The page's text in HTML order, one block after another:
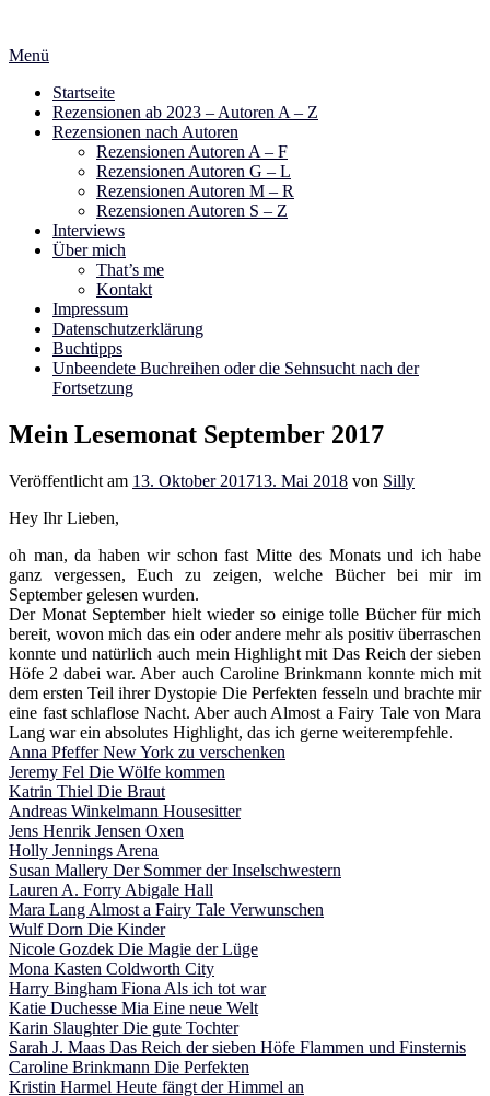
springen
Menü
Startseite
Rezensionen ab 2023 – Autoren A – Z
Rezensionen nach Autoren
Rezensionen Autoren A – F
Rezensionen Autoren G – L
Rezensionen Autoren M – R
Rezensionen Autoren S – Z
Interviews
Über mich
That’s me
Kontakt
Impressum
Datenschutzerklärung
Buchtipps
Unbeendete Buchreihen oder die Sehnsucht nach der
Fortsetzung
Mein Lesemonat September 2017
Veröffentlicht am 13. Oktober 201713. Mai 2018 von Silly
Hey Ihr Lieben,
oh man, da haben wir schon fast Mitte des Monats und ich habe
ganz vergessen, Euch zu zeigen, welche Bücher bei mir im
September gelesen wurden.
Der Monat September hielt wieder so einige tolle Bücher für mich
bereit, wovon mich das ein oder andere mehr als positiv überraschen
konnte und natürlich auch mein Highlight mit Das Reich der sieben
Höfe 2 dabei war. Aber auch Caroline Brinkmann konnte mich mit
dem ersten Teil ihrer Dystopie Die Perfekten fesseln und brachte mir
eine fast schlaflose Nacht. Aber auch Almost a Fairy Tale von Mara
Lang war ein absolutes Highlight, das ich gerne weiterempfehle.
Anna Pfeffer New York zu verschenken
Jeremy Fel Die Wölfe kommen
Katrin Thiel Die Braut
Andreas Winkelmann Housesitter
Jens Henrik Jensen Oxen
Holly Jennings Arena
Susan Mallery Der Sommer der Inselschwestern
Lauren A. Forry Abigale Hall
Mara Lang Almost a Fairy Tale Verwunschen
Wulf Dorn Die Kinder
Nicole Gozdek Die Magie der Lüge
Mona Kasten Coldworth City
Harry Bingham Fiona Als ich tot war
Katie Duchesse Mia Eine neue Welt
Karin Slaughter Die gute Tochter
Sarah J. Maas Das Reich der sieben Höfe Flammen und Finsternis
Caroline Brinkmann Die Perfekten
Kristin Harmel Heute fängt der Himmel an